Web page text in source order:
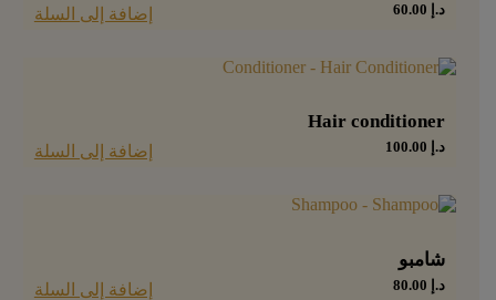
د.إ إضافة إلى السلة
Hair conditioner
د.إ إضافة إلى السلة
شامبو
د.إ إضافة إلى السلة